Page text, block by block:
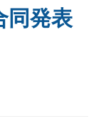
同発表